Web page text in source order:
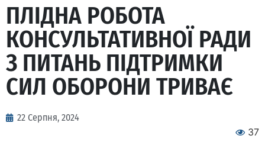
ПЛІДНА РОБОТА
КОНСУЛЬТАТИВНОЇ РАДИ
З ПИТАНЬ ПІДТРИМКИ
СИЛ ОБОРОНИ ТРИВАЄ
22 Серпня, 2024
37